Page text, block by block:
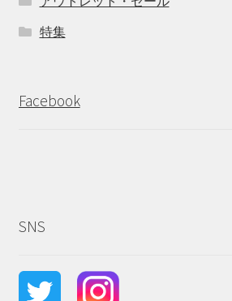
特集
Facebook
SNS